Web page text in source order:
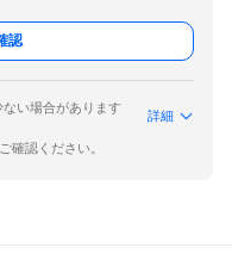
認
い場合があります
詳細
確認ください。